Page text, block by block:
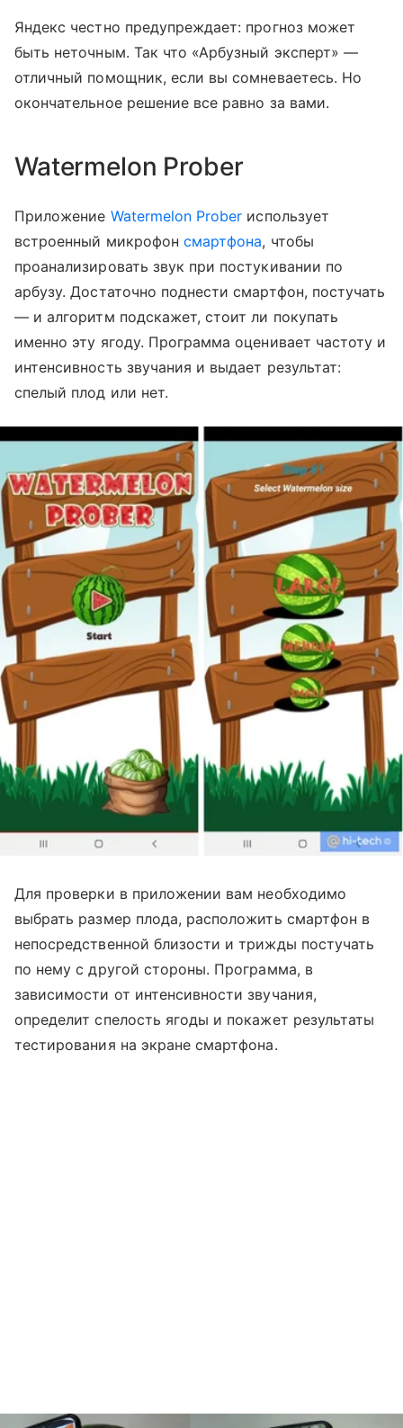
Яндекс честно предупреждает: прогноз может
быть неточным. Так что «Арбузный эксперт» —
отличный помощник, если вы сомневаетесь. Но
окончательное решение все равно за вами.
Watermelon Prober
Приложение Watermelon Prober использует
встроенный микрофон смартфона, чтобы
проанализировать звук при постукивании по
арбузу. Достаточно поднести смартфон, постучать
— и алгоритм подскажет, стоит ли покупать
именно эту ягоду. Программа оценивает частоту и
интенсивность звучания и выдает результат:
спелый плод или нет.
Для проверки в приложении вам необходимо
выбрать размер плода, расположить смартфон в
непосредственной близости и трижды постучать
по нему с другой стороны. Программа, в
зависимости от интенсивности звучания,
определит спелость ягоды и покажет результаты
тестирования на экране смартфона.